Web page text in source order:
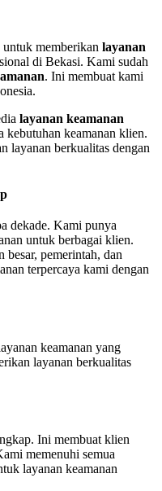
memberikan layanan
di Bekasi. Kami sudah
. Ini membuat kami
layanan keamanan
keamanan klien.
layanan berkualitas dengan
dekade. Kami punya
untuk berbagai klien.
besar, pemerintah, dan
terpercaya kami dengan
keamanan yang
layanan berkualitas
Ini membuat klien
memenuhi semua
layanan keamanan